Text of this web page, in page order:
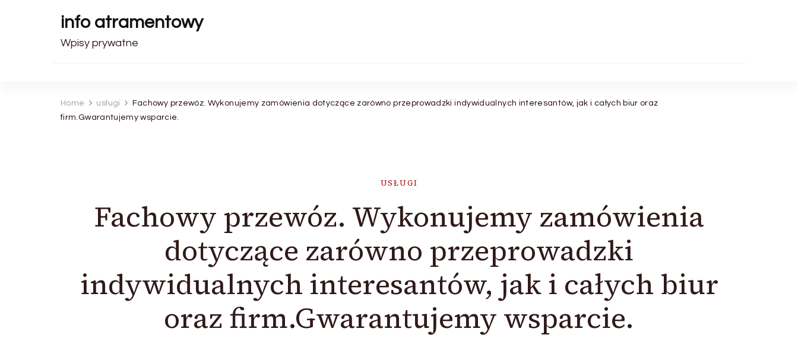
info atramentowy
Wpisy prywatne
Home usługi
Fachowy przewóz. Wykonujemy zamówienia dotyczące zarówno przeprowadzki indywidualnych interesantów, jak i całych biur oraz
firm.Gwarantujemy wsparcie.
USŁUGI
Fachowy przewóz. Wykonujemy zamówienia
dotyczące zarówno przeprowadzki
indywidualnych interesantów, jak i całych biur
oraz firm.Gwarantujemy wsparcie.